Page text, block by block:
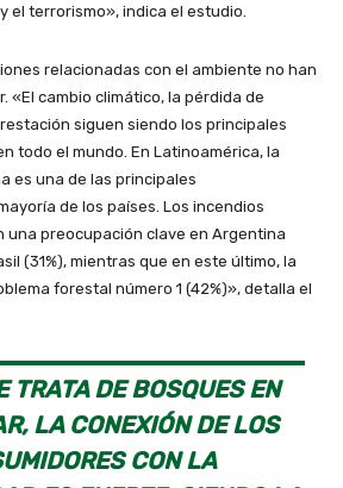
el terrorismo», indica el estudio.
relacionadas con el ambiente no han
«El cambio climático, la pérdida de
siguen siendo los principales
todo el mundo. En Latinoamérica, la
es una de las principales
de los países. Los incendios
una preocupación clave en Argentina
(31%), mientras que en este último, la
forestal número 1 (42%)», detalla el
TRATA DE BOSQUES EN
LA CONEXIÓN DE LOS
CON LA